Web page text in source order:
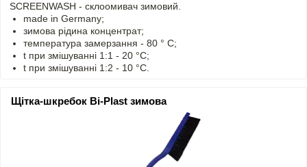
SCREENWASH - cклоомивач зимовий.
made in Germany;
зимова рідина концентрат;
температура замерзання - 80 ° C;
t при змішуванні 1:1 - 20 °C;
t при змішуванні 1:2 - 10 °C.
Щітка-шкребок Bi-Plast зимова